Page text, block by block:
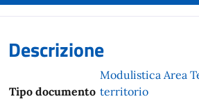
Descrizione
Tipo documento
Modulistica Area
territorio